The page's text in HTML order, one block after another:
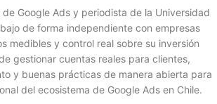
Google Ads y periodista de la Universidad
de forma independiente con empresas
medibles y control real sobre su inversión
gestionar cuentas reales para clientes,
y buenas prácticas de manera abierta para
del ecosistema de Google Ads en Chile.